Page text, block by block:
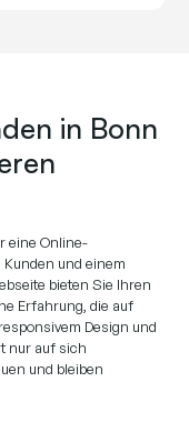
in Bonn
eine Online-
und einem
bieten Sie Ihren
Erfahrung, die auf
Design und
nur auf sich
und bleiben